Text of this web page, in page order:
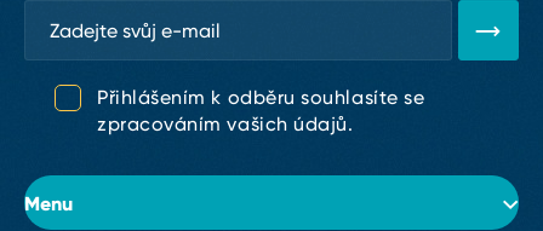
Menu
Přihlášením k odběru souhlasíte se
zpracováním vašich údajů.